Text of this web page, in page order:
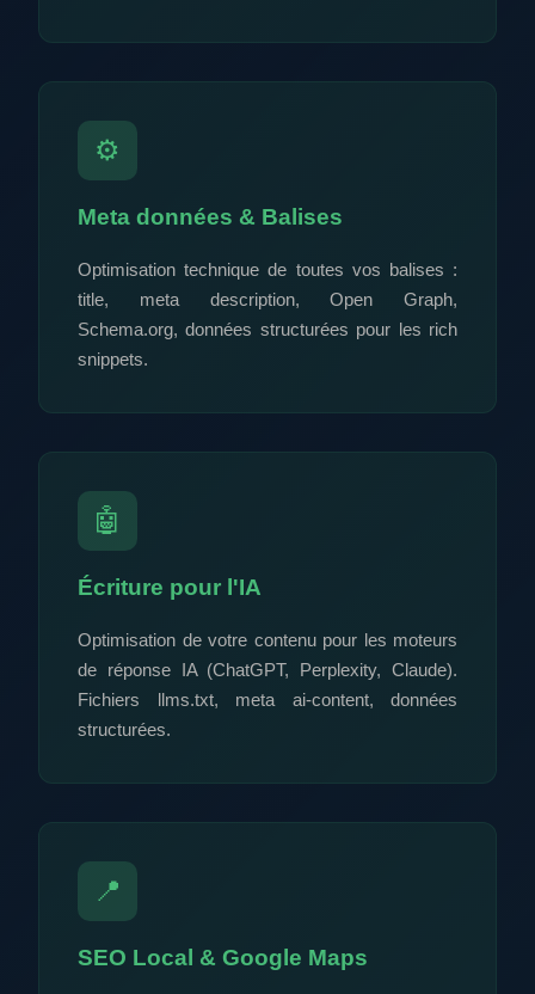
⚙️
Meta données & Balises
Optimisation technique de toutes vos balises :
title, meta description, Open Graph,
Schema.org, données structurées pour les rich
snippets.
🤖
Écriture pour l'IA
Optimisation de votre contenu pour les moteurs
de réponse IA (ChatGPT, Perplexity, Claude).
Fichiers llms.txt, meta ai-content, données
structurées.
📍
SEO Local & Google Maps